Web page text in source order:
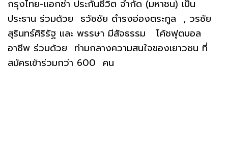
กรุงไทย-แอกซ่า ประกันชีวิต จำกัด (มหาชน) เป็น
ประธาน ร่วมด้วย ธวัชชัย ดำรงอ่องตระกูล , วรชัย
สุรินทร์ศิริรัฐ และ พรรษา มีสัจธรรม โค้ชฟุตบอล
อาชีพ ร่วมด้วย ท่ามกลางความสนใจของเยาวชน ที่
สมัครเข้าร่วมกว่า 600 คน